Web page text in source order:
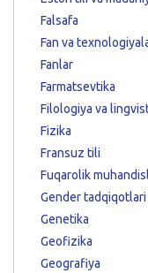
Falsafa
Fan va
Fanlar
Farmatsevtika
Filologiya va
Fizika
Fransuz tili
Fuqarolik
Gender tadqiqotlari
Genetika
Geofizika
Geografiya